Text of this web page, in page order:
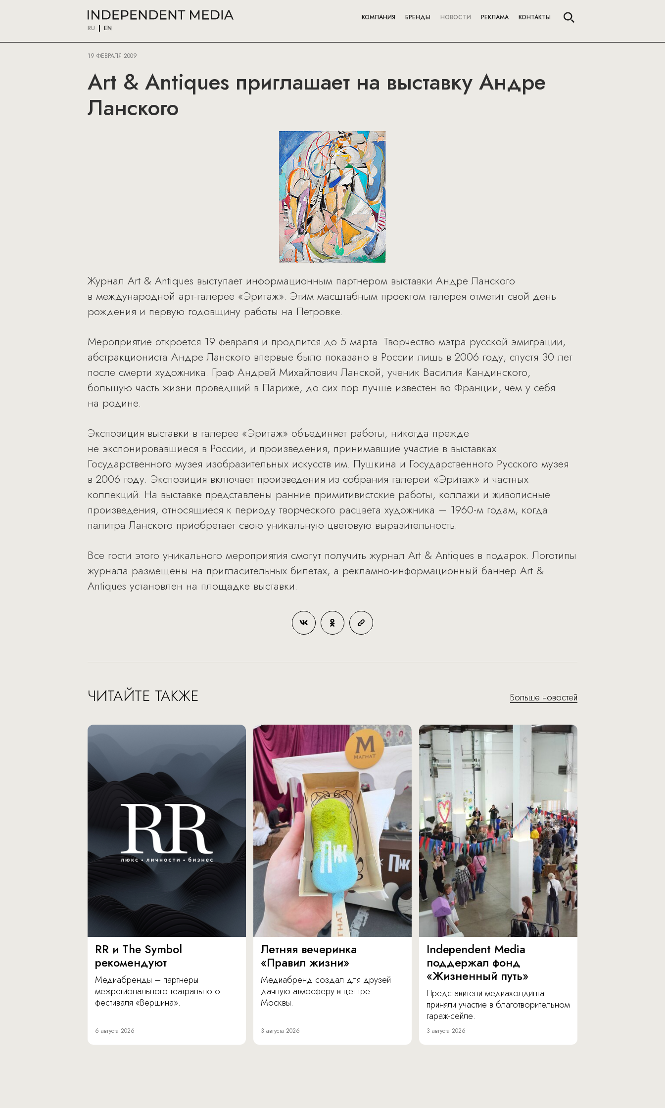
RU EN
КОМПАНИЯ БРЕНДЫ НОВОСТИ РЕКЛАМА КОНТАКТЫ
19 ФЕВРАЛЯ 2009
Art & Antiques приглашает на выставку Андре
Ланского
Журнал Art & Antiques выступает информационным партнером выставки Андре Ланского
в международной арт-галерее «Эритаж». Этим масштабным проектом галерея отметит свой день
рождения и первую годовщину работы на Петровке.
Мероприятие откроется 19 февраля и продлится до 5 марта. Творчество мэтра русской эмиграции,
абстракциониста Андре Ланского впервые было показано в России лишь в 2006 году, спустя 30 лет
после смерти художника. Граф Андрей Михайлович Ланской, ученик Василия Кандинского,
большую часть жизни проведший в Париже, до сих пор лучше известен во Франции, чем у себя
на родине.
Экспозиция выставки в галерее «Эритаж» объединяет работы, никогда прежде
не экспонировавшиеся в России, и произведения, принимавшие участие в выставках
Государственного музея изобразительных искусств им. Пушкина и Государственного Русского музея
в 2006 году. Экспозиция включает произведения из собрания галереи «Эритаж» и частных
коллекций. На выставке представлены ранние примитивистские работы, коллажи и живописные
произведения, относящиеся к периоду творческого расцвета художника – 1960-м годам, когда
палитра Ланского приобретает свою уникальную цветовую выразительность.
Все гости этого уникального мероприятия смогут получить журнал Art & Antiques в подарок. Логотипы
журнала размещены на пригласительных билетах, а рекламно-информационный баннер Art &
Antiques установлен на площадке выставки.
ЧИТАЙТЕ ТАКЖЕ Больше новостей
RR и The Symbol
рекомендуют
Медиабренды – партнеры
межрегионального театрального
фестиваля «Вершина».
6 августа 2026
Летняя вечеринка
«Правил жизни»
Медиабренд создал для друзей
дачную атмосферу в центре
Москвы.
3 августа 2026
Independent Media
поддержал фонд
«Жизненный путь»
Представители медиахолдинга
приняли участие в благотворительном
гараж-сейле.
3 августа 2026